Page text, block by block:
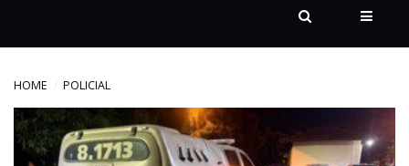
DESTAQUE
DIVERSOS
HOME POLICIAL